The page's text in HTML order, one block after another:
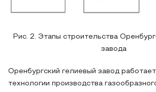
Рис. 2. Этапы строительства
завода
Оренбургский гелиевый завод
технологии производства